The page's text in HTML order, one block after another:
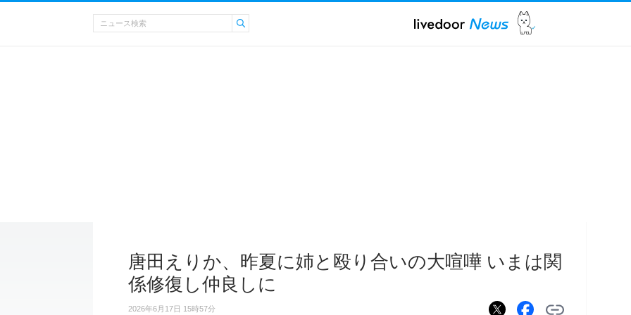
唐田えりか、昨夏に姉と殴り合いの大喧嘩 いまは関
係修復し仲良しに
2026年6月17日 15時57分